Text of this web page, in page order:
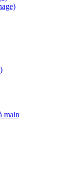
main